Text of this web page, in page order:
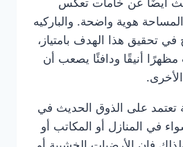
أيضًا عن خامات تعكس
هوية واضحة. والباركيه
في تحقيق هذا الهدف بامتياز،
مظهرًا أنيقًا ودافئًا يصعب أن
تعتمد على الذوق الحديث في
في المنازل أو المكاتب أو